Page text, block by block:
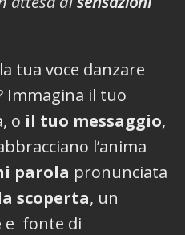
tua voce danzare
Immagina il tuo
o il tuo messaggio,
l’anima
parola pronunciata
scoperta, un
e fonte di